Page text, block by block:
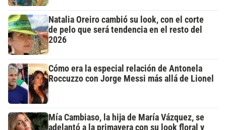
Natalia Oreiro cambió su look, con el corte
de pelo que será tendencia en el resto del
2026
Cómo era la especial relación de Antonela
Roccuzzo con Jorge Messi más allá de Lionel
Mía Cambiaso, la hija de María Vázquez, se
adelantó a la primavera con su look floral y